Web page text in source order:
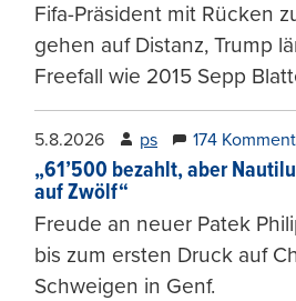
Fifa-Präsident mit Rücken
gehen auf Distanz, Trump
Freefall wie 2015 Sepp
5.8.2026 ps 174
„61’500 bezahlt, aber
auf Zwölf“
Freude an neuer Patek
bis zum ersten Druck auf
Schweigen in Genf.